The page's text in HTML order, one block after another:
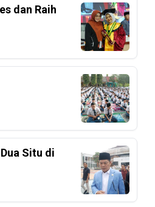
dan Raih
Situ di